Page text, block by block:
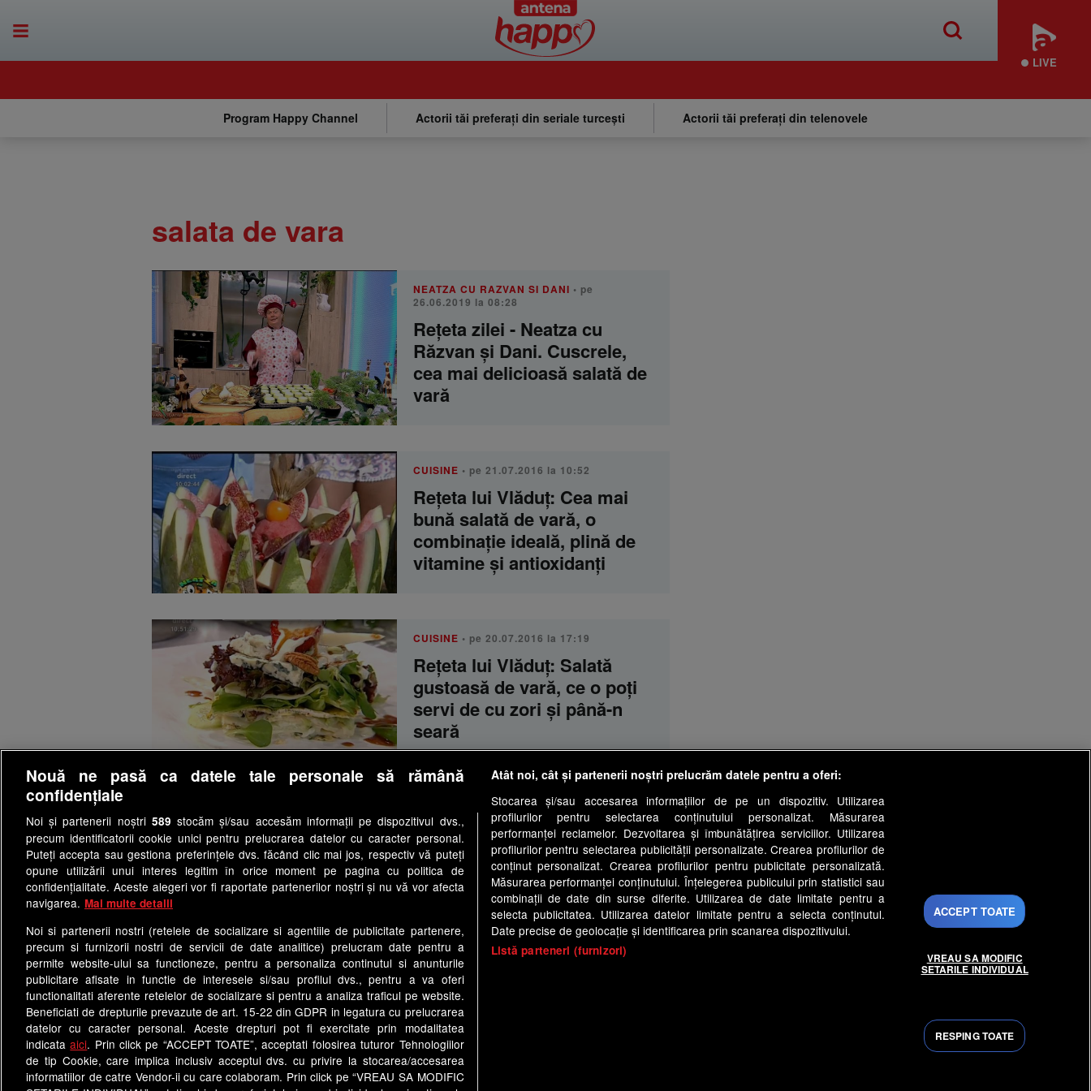
LIVE
Program Happy Channel Actorii tăi preferați din seriale turcești Actorii tăi preferați din telenovele
salata de vara
NEATZA CU RAZVAN SI DANI • pe
26.06.2019 la 08:28
Rețeta zilei - Neatza cu
Răzvan şi Dani. Cuscrele,
cea mai delicioasă salată de
vară
CUISINE • pe 21.07.2016 la 10:52
Rețeta lui Vlăduț: Cea mai
bună salată de vară, o
combinație ideală, plină de
vitamine și antioxidanți
CUISINE • pe 20.07.2016 la 17:19
Rețeta lui Vlăduț: Salată
gustoasă de vară, ce o poți
servi de cu zori și până-n
seară
• pe 19.07.2016 la 13:47
Rețeta lui Vlăduț: Salată
asortată în stil bavarez, o
rețetă de vară simplă și
ușoară
Termeni si conditii Cod deontologic Antena Group - Date Companie
Politica de confidentialitate Anunturi gratuite pe Lajumate.ro
Site-uri Antena Group a1.ro antenastars.ro
observatornews.ro
spynews.ro useit.ro
Nouă ne pasă ca datele tale personale să rămână
confidențiale
Noi și partenerii noștri 589 stocăm și/sau accesăm informații pe dispozitivul dvs.,
precum identificatorii cookie unici pentru prelucrarea datelor cu caracter personal.
Puteți accepta sau gestiona preferințele dvs. făcând clic mai jos, respectiv vă puteți
opune utilizării unui interes legitim în orice moment pe pagina cu politica de
confidențialitate. Aceste alegeri vor fi raportate partenerilor noștri și nu vă vor afecta
navigarea. Mai multe detalii
Noi si partenerii nostri (retelele de socializare si agentiile de publicitate partenere,
precum si furnizorii nostri de servicii de date analitice) prelucram date pentru a
permite website-ului sa functioneze, pentru a personaliza continutul si anunturile
publicitare afisate in functie de interesele si/sau profilul dvs., pentru a va oferi
functionalitati aferente retelelor de socializare si pentru a analiza traficul pe website.
Beneficiati de drepturile prevazute de art. 15-22 din GDPR in legatura cu prelucrarea
datelor cu caracter personal. Aceste drepturi pot fi exercitate prin modalitatea
indicataaici. Prin click pe “ACCEPT TOATE”, acceptati folosirea tuturor Tehnologiilor
de tip Cookie, care implica inclusiv acceptul dvs. cu privire la stocarea/accesarea
informatiilor de catre Vendor-ii cu care colaboram. Prin click pe “VREAU SA MODIFIC
Atât noi, cât și partenerii noștri prelucrăm datele pentru a oferi:
Stocarea și/sau accesarea informațiilor de pe un dispozitiv. Utilizarea
profilurilor pentru selectarea conținutului personalizat. Măsurarea
performanței reclamelor. Dezvoltarea și îmbunătățirea serviciilor. Utilizarea
profilurilor pentru selectarea publicității personalizate. Crearea profilurilor de
conținut personalizat. Crearea profilurilor pentru publicitate personalizată.
Măsurarea performanței conținutului. Înțelegerea publicului prin statistici sau
combinații de date din surse diferite. Utilizarea de date limitate pentru a
selecta publicitatea. Utilizarea datelor limitate pentru a selecta conținutul.
Date precise de geolocație și identificarea prin scanarea dispozitivului.
Listă parteneri (furnizori)
ACCEPT TOATE
RESPING TOATE
VREAU SA MODIFIC
SETARILE INDIVIDUAL